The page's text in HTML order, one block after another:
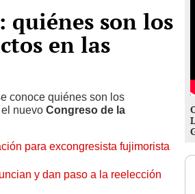
quiénes son los
en las
conoce quiénes son los
nuevo Congreso de la
para excongresista fujimorista
y dan paso a la reelección